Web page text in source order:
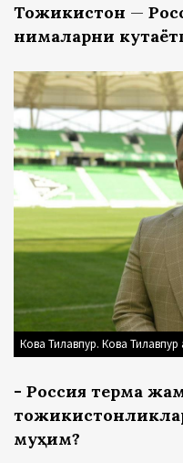
Тожикистон —
нималарни
Кова Тилавпур. Кова
- Россия терма
муҳим?